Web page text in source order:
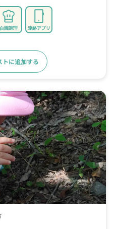
自園調理 連絡アプリ
トに追加する